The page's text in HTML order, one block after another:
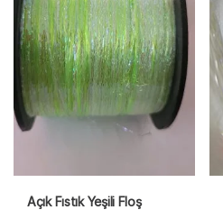
Açık Fıstık Yeşili Floş